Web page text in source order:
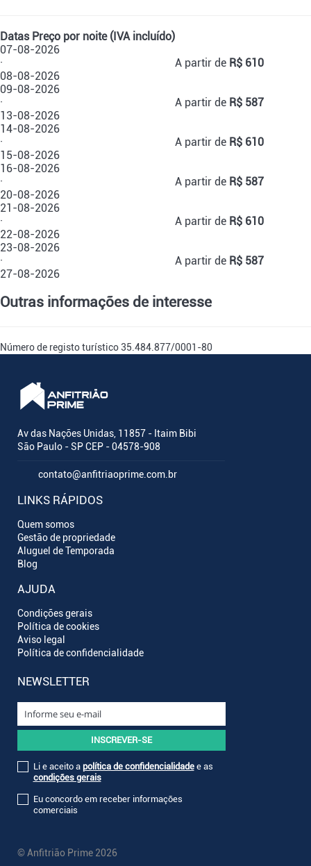
Datas Preço por noite (IVA incluído)
07-08-2026
·
08-08-2026
A partir de R$ 610
09-08-2026
·
13-08-2026
A partir de R$ 587
14-08-2026
·
15-08-2026
A partir de R$ 610
16-08-2026
·
20-08-2026
A partir de R$ 587
21-08-2026
·
22-08-2026
A partir de R$ 610
23-08-2026
·
27-08-2026
A partir de R$ 587
Outras informações de interesse
Número de registo turístico 35.484.877/0001-80
Av das Nações Unidas, 11857 - Itaim Bibi
São Paulo - SP CEP - 04578-908
contato@anfitriaoprime.com.br
LINKS RÁPIDOS
Quem somos
Gestão de propriedade
Aluguel de Temporada
Blog
AJUDA
Condições gerais
Política de cookies
Aviso legal
Política de confidencialidade
NEWSLETTER
Li e aceito a política de confidencialidadee as
condições gerais
Eu concordo em receber informações
comerciais
© Anfitrião Prime 2026